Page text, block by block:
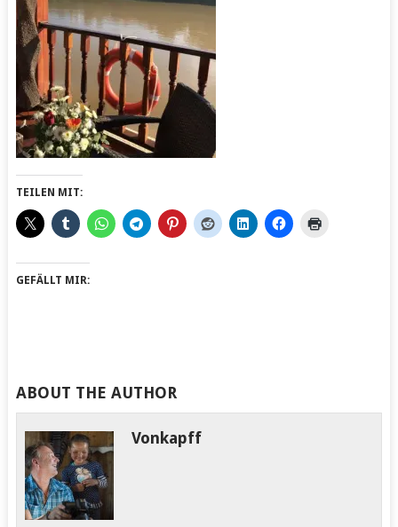
TEILEN MIT:
GEFÄLLT MIR:
ABOUT THE AUTHOR
Vonkapff